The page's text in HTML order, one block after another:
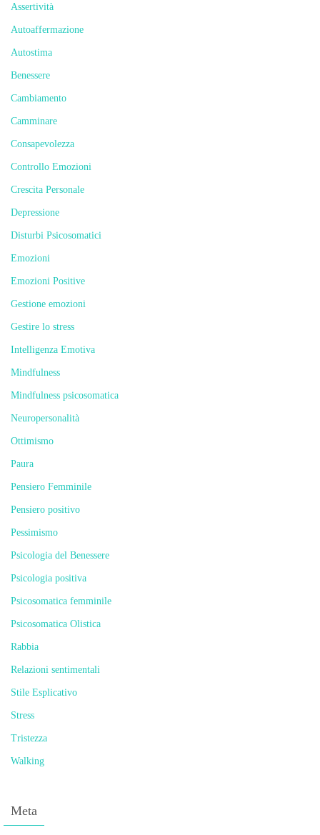
Assertività
Autoaffermazione
Autostima
Benessere
Cambiamento
Camminare
Consapevolezza
Controllo Emozioni
Crescita Personale
Depressione
Disturbi Psicosomatici
Emozioni
Emozioni Positive
Gestione emozioni
Gestire lo stress
Intelligenza Emotiva
Mindfulness
Mindfulness psicosomatica
Neuropersonalità
Ottimismo
Paura
Pensiero Femminile
Pensiero positivo
Pessimismo
Psicologia del Benessere
Psicologia positiva
Psicosomatica femminile
Psicosomatica Olistica
Rabbia
Relazioni sentimentali
Stile Esplicativo
Stress
Tristezza
Walking
Meta